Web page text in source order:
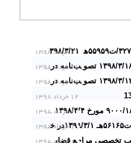
۲۱ خرداد ۱۳۹۸ آیین‌نامه اجرایی شماره۳۲۷۲۶/ت۵۵۹۵۹هـ ۱۳۹۸/۳/۲۱ماده (۷۱) قانون برنامه پنجساله ششم توسعه اقتصادی، اجتماعی و فرهنگی جمهوری اسلامی ایران
۱۸ خرداد ۱۳۹۸ شماره۳۰۸۱۹/ت۵۶۶۳۳هـ ۱۳۹۸/۳/۱۸ تصویب‌نامه در خصوص تعیین آقای امیدعلی پارسا به عنوان رییس کل سازمان امور مالیاتی کشور
۱۲ خرداد ۱۳۹۸ شماره۲۹۰۲۷/ت۵۶۶۱۶هـ ۱۳۹۸/۳/۱۲ تصویب‌نامه در خصوص معافیت پرداخت هزینه گاز مصرفی استانهای گلستان، مازندران، لرستان و خوزستان
۱۲ خرداد ۱۳۹۸
۴ خرداد ۱۳۹۸ بخشنامه شماره ۹۰۰۰/۱۸۵۸۴/۱۰۰ مورخ ۱۳۹۸/۳/۴ ریاست محترم قوه قضائیه درخصوص «اعطای مرخصی به زندانیان به مناسبت لیالی قدر و عید سعید فطر»
۱ خرداد ۱۳۹۸ تصویب‌نامه شماره۲۴۳۸۵/ت۵۶۱۶۵هـ ۱۳۹۸/۳/۱در خصوص فهرست مناطق کمترتوسعه­یافته برای برقراری فوق‌العاده مناطق بدی آب و هوا در طول برنامه ششم توسعه
آیین‌نامه شیوه تشکیل شعب تخصصی مراجع قضایی شماره۹۰۰۰/۱۷۸۳۷/۱۰۰ ۱۳۹۸/۳/۱